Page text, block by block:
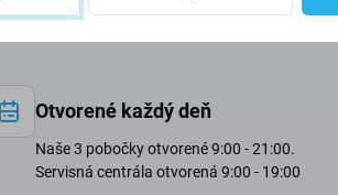
Otvorené každý deň
Naše 3 pobočky otvorené 9:00 - 21:00.
Servisná centrála otvorená 9:00 - 19:00